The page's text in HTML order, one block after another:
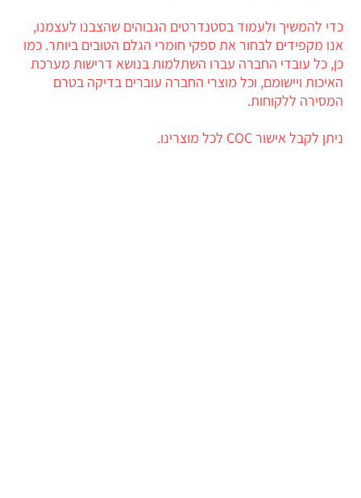
כדי להמשיך ולעמוד בסטנדרטים הגבוהים שהצבנו לעצמנו,
אנו מקפידים לבחור את ספקי חומרי הגלם הטובים ביותר. כמו
כן, כל עובדי החברה עברו השתלמות בנושא דרישות מערכת
האיכות ויישומם, וכל מוצרי החברה עוברים בדיקה בטרם
המסירה ללקוחות.
ניתן לקבל אישור COC לכל מוצרינו.